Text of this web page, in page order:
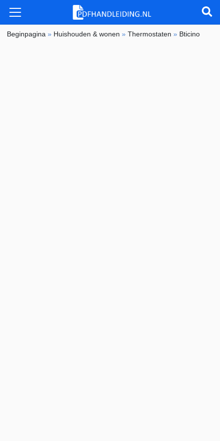
Beginpagina » Huishouden & wonen »Thermostaten » Bticino